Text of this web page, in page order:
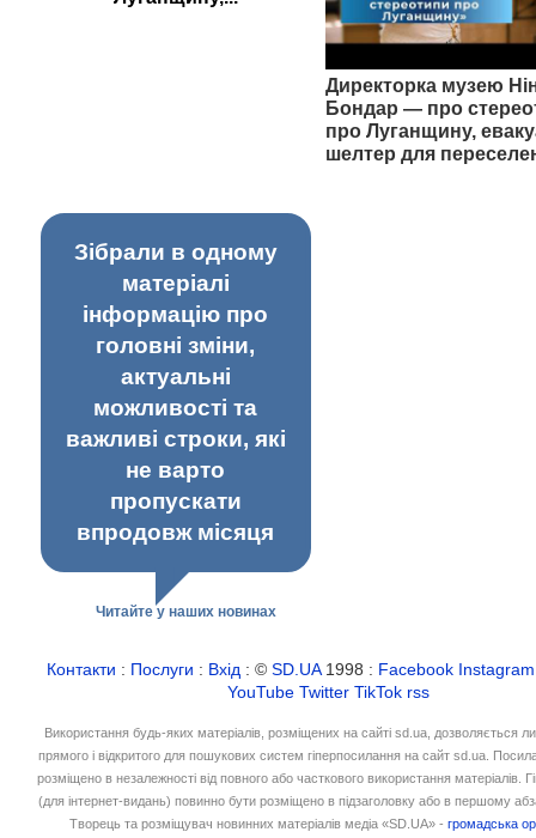
Директорка музею
Бондар — про
про Луганщину,
шелтер для
Зібрали в одному
матеріалі
інформацію про
головні зміни,
актуальні
можливості та
важливі строки, які
не варто
пропускати
впродовж місяця
Читайте у наших новинах
Контакти : Послуги : Вхід : ©SD.UA1998 : Facebook Instagram
YouTube Twitter TikTok rss
Використання будь-яких матеріалів, розміщених на сайті sd.ua, дозволяється
прямого і відкритого для пошукових систем гіперпосилання на сайт sd.ua.
розміщено в незалежності від повного або часткового використання матеріалів.
(для інтернет-видань) повинно бути розміщено в підзаголовку або в першому
Творець та розміщувач новинних матеріалів медіа «SD.UA» -громадська